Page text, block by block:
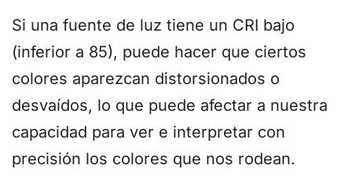
Si una fuente de luz tiene un CRI bajo
(inferior a 85), puede hacer que ciertos
colores aparezcan distorsionados o
desvaídos, lo que puede afectar a nuestra
capacidad para ver e interpretar con
precisión los colores que nos rodean.